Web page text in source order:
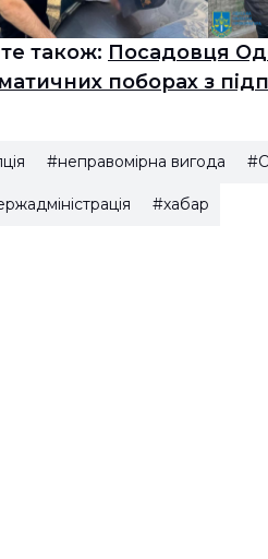
також: Посадовця
поборах з
#неправомірна вигода
#хабар